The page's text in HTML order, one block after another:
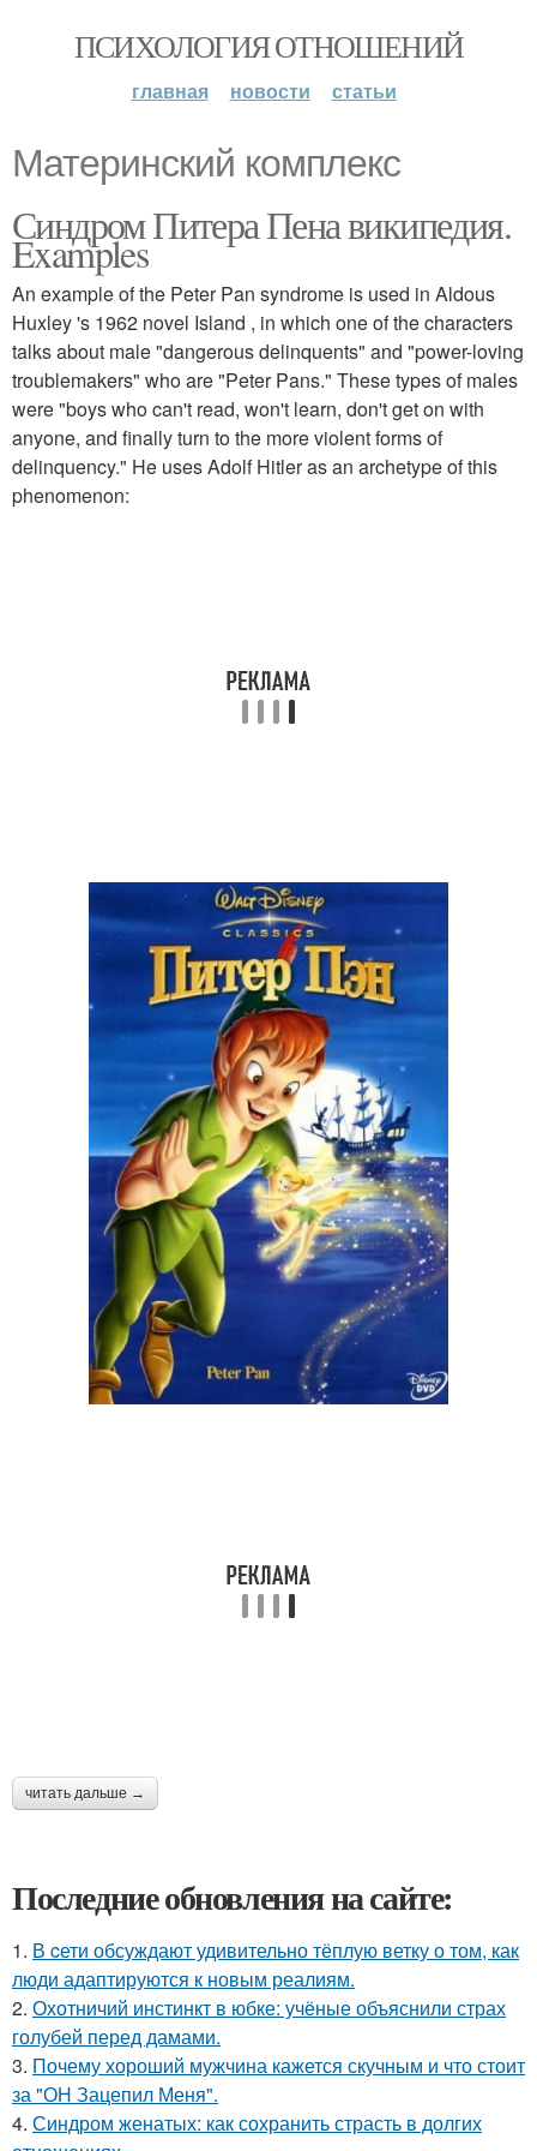
ПСИХОЛОГИЯ ОТНОШЕНИЙ
главная новости статьи
Материнский комплекс
Синдром Питера Пена википедия.
Examples
An example of the Peter Pan syndrome is used in Aldous
Huxley 's 1962 novel Island , in which one of the characters
talks about male "dangerous delinquents" and "power-loving
troublemakers" who are "Peter Pans." These types of males
were "boys who can't read, won't learn, don't get on with
anyone, and finally turn to the more violent forms of
delinquency." He uses Adolf Hitler as an archetype of this
phenomenon:
читать дальше →
Последние обновления на сайте:
1. В cети обсуждают удивительно тёплую ветку о том, как
люди адаптируются к новым реалиям.
2. Охотничий инстинкт в юбке: учёные объяснили страх
голубей перед дамами.
3. Почему хороший мужчина кажется скучным и что стоит
за "ОН Зацепил Меня".
4. Синдром женатых: как сохранить страсть в долгих